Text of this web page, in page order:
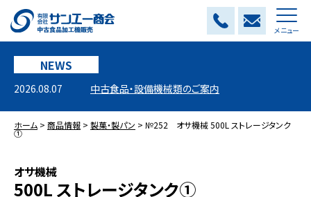
メニュー
NEWS
2026.08.07 中古食品・設備機械類のご案内
ホーム > 商品情報 > 製菓・製パン > №252 オサ機械 500L ストレージタンク
①
オサ機械
500L ストレージタンク①